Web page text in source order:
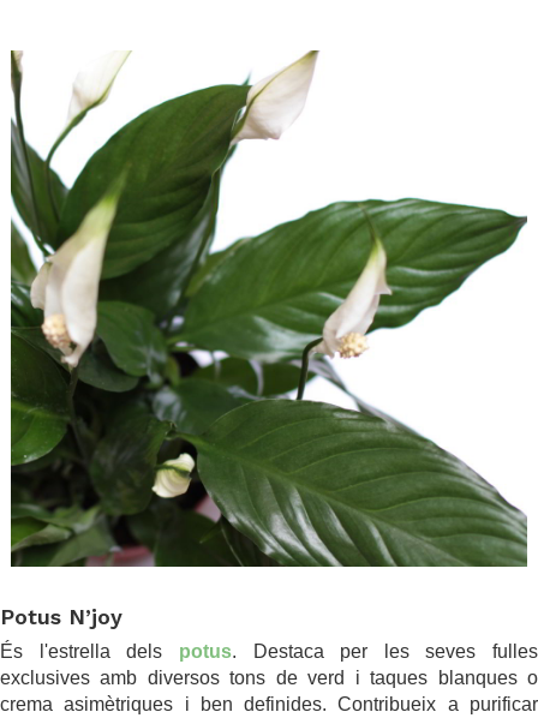
Potus N’joy
És l'estrella dels potus. Destaca per les seves fulles
exclusives amb diversos tons de verd i taques blanques o
crema asimètriques i ben definides. Contribueix a purificar